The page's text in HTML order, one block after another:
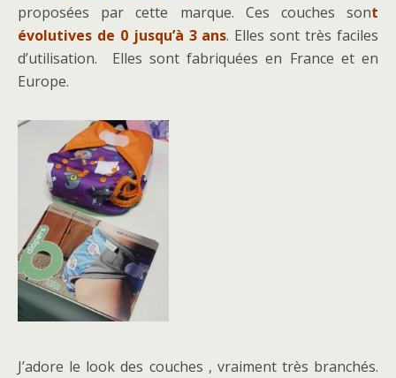
proposées par cette marque. Ces couches sont
évolutives de 0 jusqu’à 3 ans. Elles sont très faciles
d’utilisation. Elles sont fabriquées en France et en
Europe.
J’adore le look des couches , vraiment très branchés.